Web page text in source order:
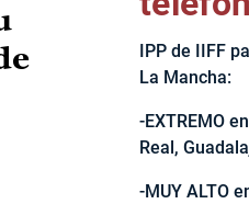
IPP de IIFF
La Mancha:
-EXTREMO
Real,
-MUY ALTO